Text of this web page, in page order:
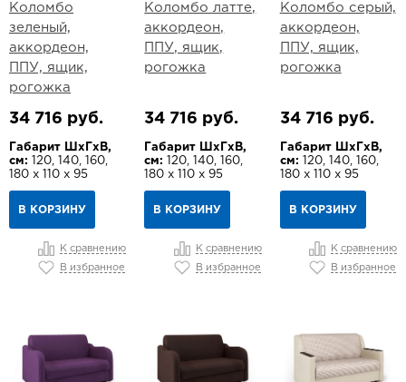
Коломбо
зеленый,
аккордеон,
ППУ, ящик,
рогожка
34 716 руб.
Габарит ШхГхВ,
см: 120, 140, 160,
180 х 110 х 95
В КОРЗИНУ
К сравнению
В избранное
Коломбо латте,
аккордеон,
ППУ, ящик,
рогожка
34 716 руб.
Габарит ШхГхВ,
см:
120, 140, 160,
180 х 110 х 95
В КОРЗИНУ
К сравнению
В избранное
Коломбо серый,
аккордеон,
ППУ, ящик,
рогожка
34 716 руб.
Габарит ШхГхВ,
см: 120, 140, 160,
180 х 110 х 95
В КОРЗИНУ
К сравнению
В избранное